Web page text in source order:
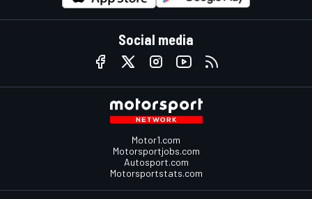
Social media
Motor1.com
Motorsportjobs.com
Autosport.com
Motorsportstats.com